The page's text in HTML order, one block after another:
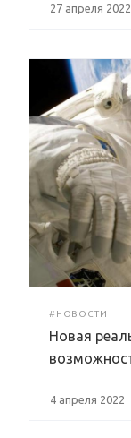
27 апреля 2022
#НОВОСТИ
Новая
4 апреля 2022